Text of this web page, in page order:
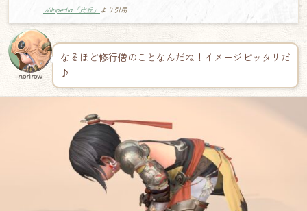
Wikipedia「比丘」 より引用
norirow
なるほど修行僧のことなんだね！イメージピッタリだ
♪